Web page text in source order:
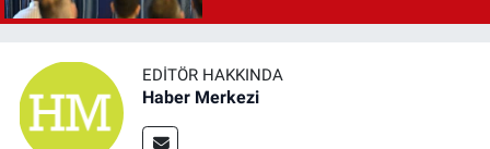
EDITÖR HAKKINDA
Haber Merkezi